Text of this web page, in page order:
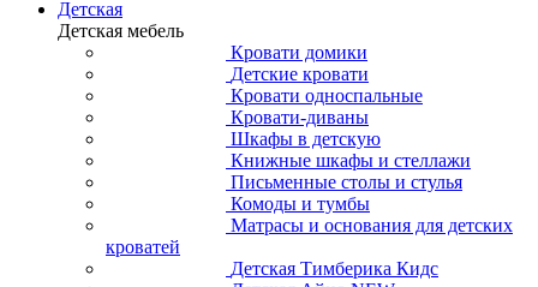
Детская
Детская мебель
Кровати домики
Детские кровати
Кровати односпальные
Кровати-диваны
Шкафы в детскую
Книжные шкафы и стеллажи
Письменные столы и стулья
Комоды и тумбы
Матрасы и основания для детских
кроватей
Детская Тимберика Кидс